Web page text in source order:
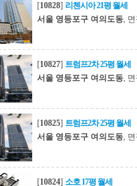
[10828] 리첸시아 21평 월세
서울 영등포구 여의도동, 면
[10827] 트럼프2차 25평 월세
서울 영등포구 여의도동, 면
[10825] 트럼프2차 25평 월세
서울 영등포구 여의도동, 면
[10824] 소호 17평 월세